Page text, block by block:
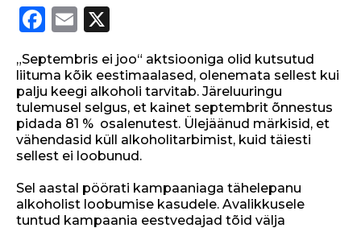
F
a
c
e
b
o
o
k
E
m
ai
l
„Septembris ei joo“ aktsiooniga olid kutsutud
liituma kõik eestimaalased, olenemata sellest kui
palju keegi alkoholi tarvitab. Järeluuringu
tulemusel selgus, et kainet septembrit õnnestus
pidada 81 % osalenutest. Ülejäänud märkisid, et
vähendasid küll alkoholitarbimist, kuid täiesti
sellest ei loobunud.
Sel aastal pöörati kampaaniaga tähelepanu
alkoholist loobumise kasudele. Avalikkusele
tuntud kampaania eestvedajad tõid välja